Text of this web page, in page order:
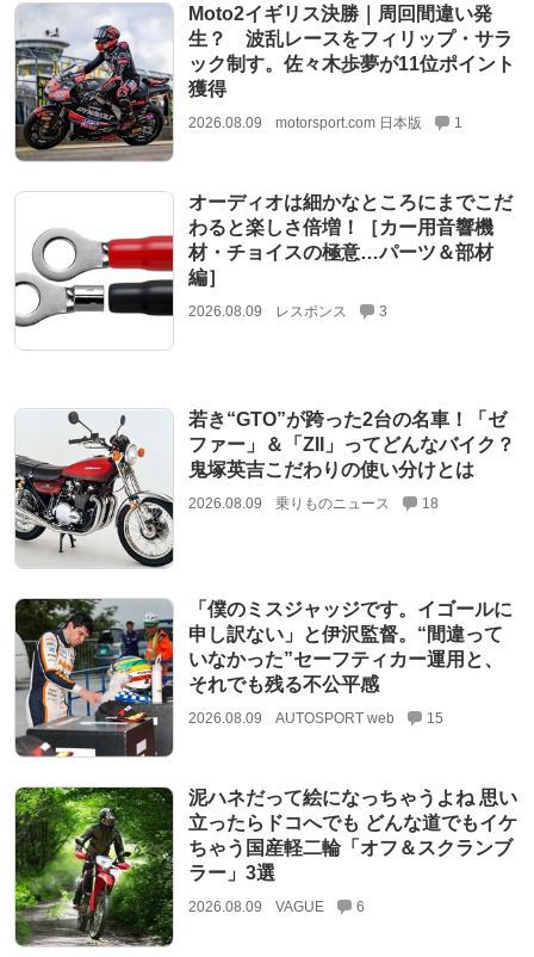
Moto2イギリス決勝｜周回間違い発
生？ 波乱レースをフィリップ・サラ
ック制す。佐々木歩夢が11位ポイント
獲得
2026.08.09 motorsport.com 日本版 1
オーディオは細かなところにまでこだ
わると楽しさ倍増！［カー用音響機
材・チョイスの極意…パーツ＆部材
編］
2026.08.09 レスポンス 3
若き“GTO”が跨った2台の名車！「ゼ
ファー」＆「ZII」ってどんなバイク？
鬼塚英吉こだわりの使い分けとは
2026.08.09 乗りものニュース 18
「僕のミスジャッジです。イゴールに
申し訳ない」と伊沢監督。“間違って
いなかった”セーフティカー運用と、
それでも残る不公平感
2026.08.09 AUTOSPORT web 15
泥ハネだって絵になっちゃうよね 思い
立ったらドコへでも どんな道でもイケ
ちゃう国産軽二輪「オフ＆スクランブ
ラー」3選
2026.08.09 VAGUE 6